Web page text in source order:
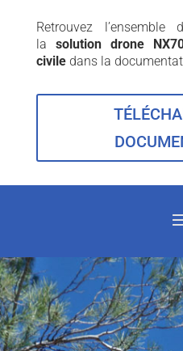
Retrouvez l’ensemble
la solution drone
civile dans la